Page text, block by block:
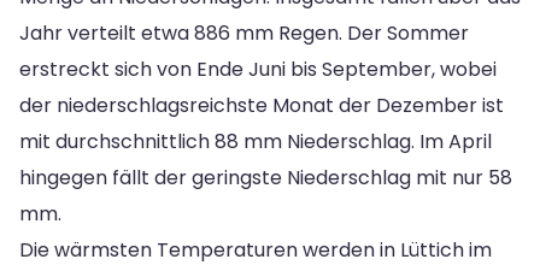
Jahr verteilt etwa 886 mm Regen. Der Sommer
erstreckt sich von Ende Juni bis September, wobei
der niederschlagsreichste Monat der Dezember ist
mit durchschnittlich 88 mm Niederschlag. Im April
hingegen fällt der geringste Niederschlag mit nur 58
mm.
Die wärmsten Temperaturen werden in Lüttich im